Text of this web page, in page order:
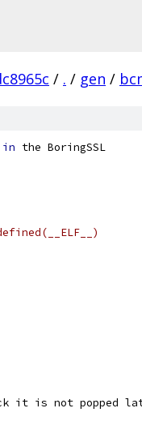
/ . / gen /
in the BoringSSL
it is not popped